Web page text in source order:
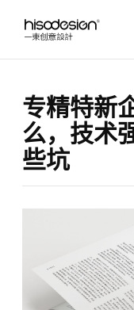
专精特新
么，技术
些坑